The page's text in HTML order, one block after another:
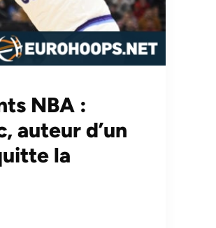
NBA :
auteur d’un
la